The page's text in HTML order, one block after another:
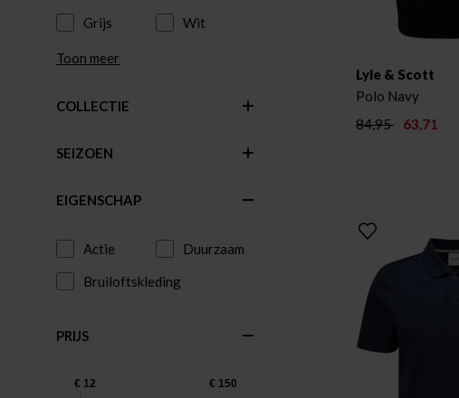
Grijs
Wit
Toon meer
COLLECTIE
SEIZOEN
EIGENSCHAP
Actie
Duurzaam
Bruiloftskleding
PRIJS
Lyle & Scott
Polo Navy
84,95
63,71